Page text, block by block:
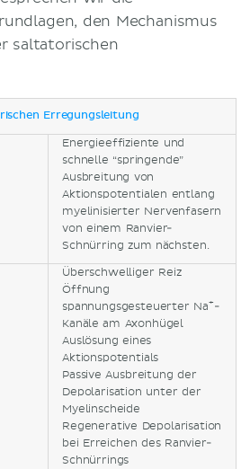
den Mechanismus
saltatorischen
Erregungsleitung
Energieeffiziente und
schnelle “springende”
Ausbreitung von
Aktionspotentialen entlang
myelinisierter Nervenfasern
von einem Ranvier-
Schnürring zum nächsten.
Überschwelliger Reiz
Öffnung
spannungsgesteuerter Na+-
Kanäle am Axonhügel
Auslösung eines
Aktionspotentials
Passive Ausbreitung der
Depolarisation unter der
Myelinscheide
Regenerative Depolarisation
bei Erreichen des Ranvier-
Schnürrings